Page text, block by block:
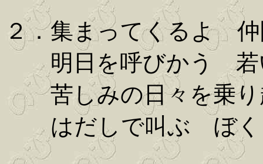
２．集まってくるよ
明日を呼びかう 若
苦しみの日々を乗り
はだしで叫ぶ ぼく